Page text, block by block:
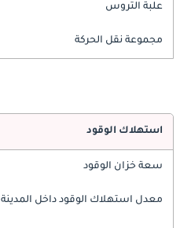
علبة التروس
مجموعة نقل الحركة
استهلاك الوقود
سعة خزان الوقود
معدل استهلاك الوقود داخل المدينة